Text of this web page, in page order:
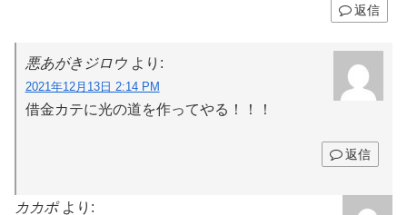
返信
悪あがきジロウ より:
2021年12月13日 2:14 PM
借金カテに光の道を作ってやる！！！
返信
カカポ より: